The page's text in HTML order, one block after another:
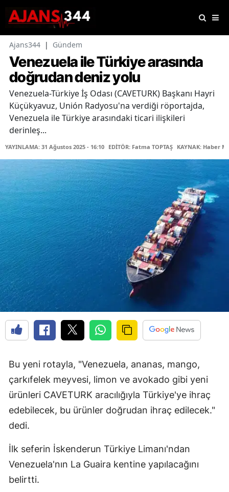
Ajans344 | Gündem
Venezuela ile Türkiye arasında
doğrudan deniz yolu
Venezuela-Türkiye İş Odası (CAVETURK) Başkanı Hayri
Küçükyavuz, Unión Radyosu'na verdiği röportajda,
Venezuela ile Türkiye arasındaki ticari ilişkileri
derinleş...
YAYINLAMA: 31 Ağustos 2025 - 16:10 EDİTÖR: Fatma TOPTAŞ KAYNAK: Haber
Bu yeni rotayla, "Venezuela, ananas, mango,
çarkıfelek meyvesi, limon ve avokado gibi yeni
ürünleri CAVETURK aracılığıyla Türkiye'ye ihraç
edebilecek, bu ürünler doğrudan ihraç edilecek."
dedi.
İlk seferin İskenderun Türkiye Limanı'ndan
Venezuela'nın La Guaira kentine yapılacağını
belirtti.